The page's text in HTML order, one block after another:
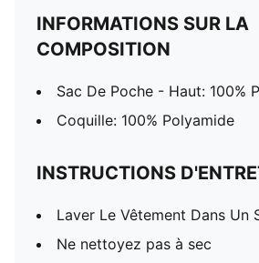
INFORMATIONS SUR LA
COMPOSITION
Sac De Poche - Haut: 100%
Coquille: 100% Polyamide
INSTRUCTIONS
Laver Le Vêtement Dans Un
Ne nettoyez pas à sec